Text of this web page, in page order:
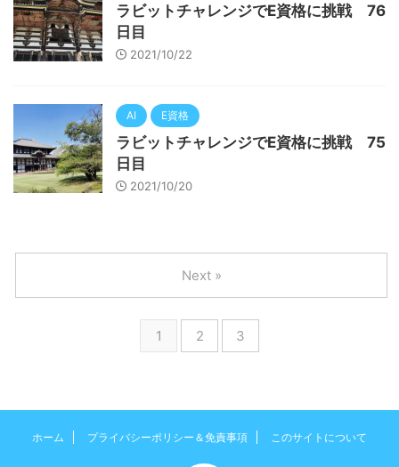
ラビットチャレンジでE資格に挑戦 76
日目
2021/10/22
AI E資格
ラビットチャレンジでE資格に挑戦 75
日目
2021/10/20
1 2 3
Next »
ホーム プライバシーポリシー＆免責事項 このサイトについて